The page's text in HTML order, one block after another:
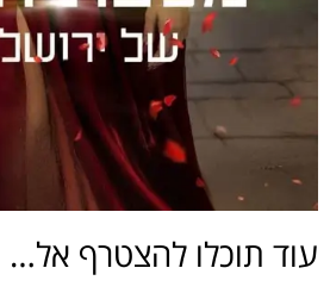
עוד תוכלו להצטרף אל…